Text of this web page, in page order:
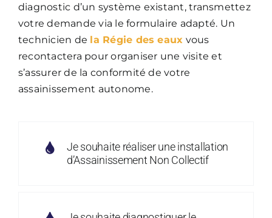
diagnostic d’un système existant, transmettez
votre demande via le formulaire adapté. Un
technicien de la Régie des eaux vous
recontactera pour organiser une visite et
s’assurer de la conformité de votre
assainissement autonome.
Je souhaite réaliser une installation
d’Assainissement Non Collectif